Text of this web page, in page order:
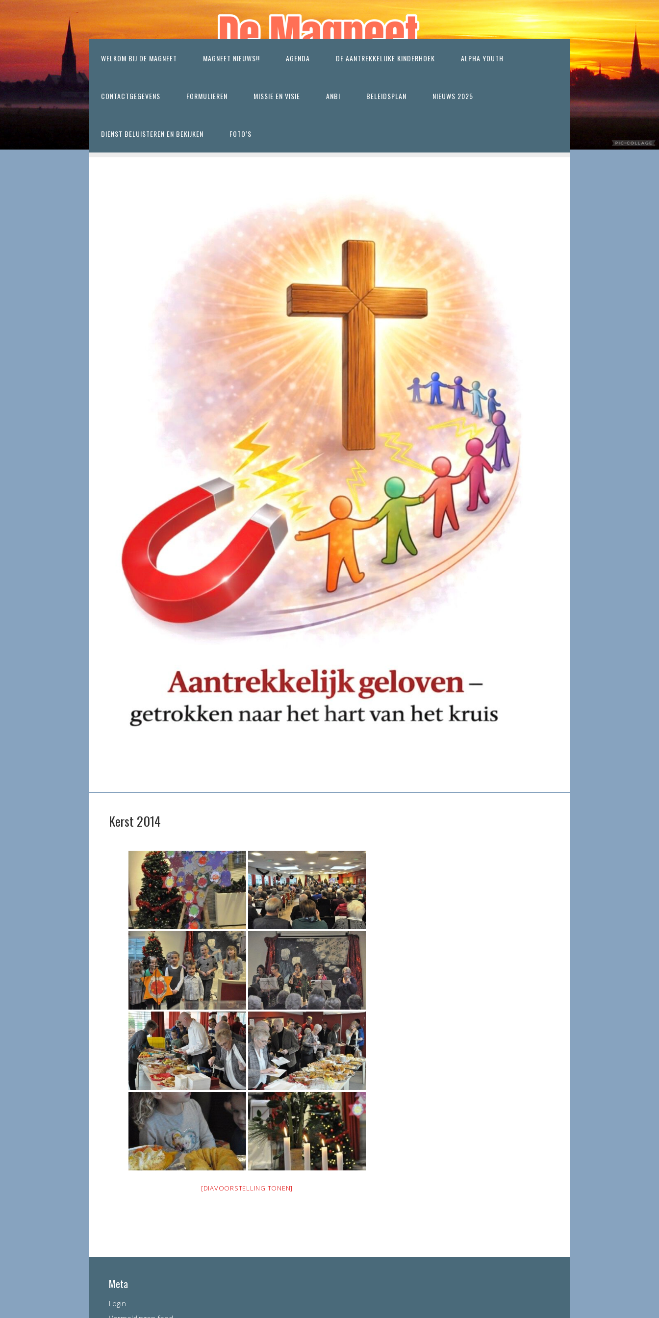
WELKOM BIJ DE MAGNEET MAGNEET NIEUWS!! AGENDA DE AANTREKKELIJKE KINDERHOEK ALPHA YOUTH
CONTACTGEGEVENS FORMULIEREN MISSIE EN VISIE ANBI BELEIDSPLAN NIEUWS 2025
DIENST BELUISTEREN EN BEKIJKEN FOTO’S
Kerst 2014
[DIAVOORSTELLING TONEN]
Meta
Login